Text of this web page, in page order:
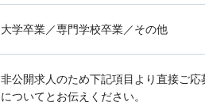
大学卒業／専門学校卒業／その他
非公開求人のため下記項目より直接ご
についてとお伝えください。